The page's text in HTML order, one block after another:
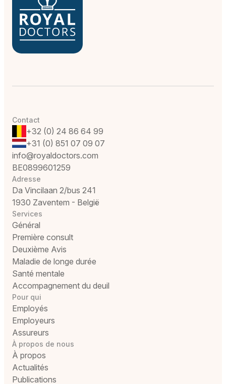
Contact
+32 (0) 24 86 64 99
+31 (0) 851 07 09 07
info@royaldoctors.com
BE0899601259
Adresse
Da Vincilaan 2/bus 241
1930 Zaventem - België
Services
Général
Première consult
Deuxième Avis
Maladie de longe durée
Santé mentale
Accompagnement du deuil
Pour qui
Employés
Employeurs
Assureurs
À propos de nous
À propos
Actualités
Publications